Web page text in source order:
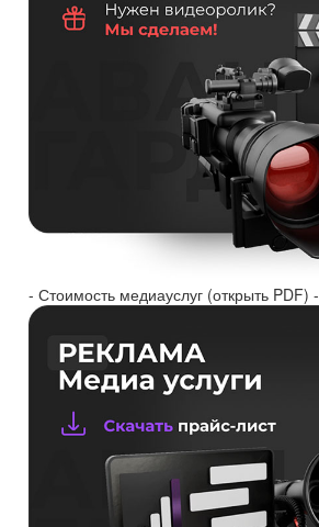
- Стоимость медиауслуг (открыть PDF) -